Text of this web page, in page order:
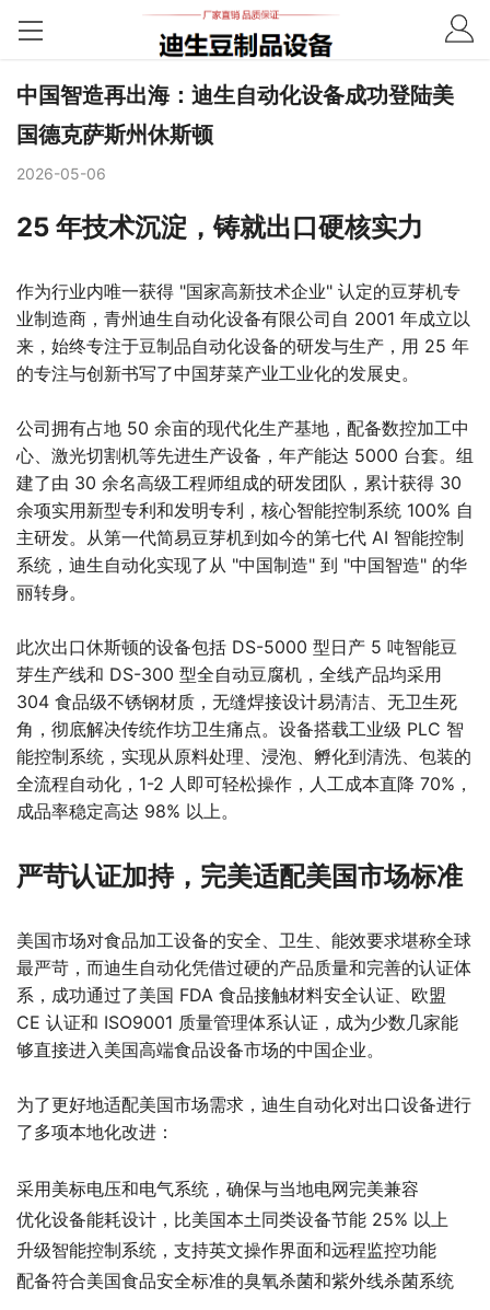
中国智造再出海：迪生自动化设备成功登陆美
国德克萨斯州休斯顿
2026-05-06
25 年技术沉淀，铸就出口硬核实力
作为行业内唯一获得 "国家高新技术企业" 认定的豆芽机专
业制造商，青州迪生自动化设备有限公司自 2001 年成立以
来，始终专注于豆制品自动化设备的研发与生产，用 25 年
的专注与创新书写了中国芽菜产业工业化的发展史。
公司拥有占地 50 余亩的现代化生产基地，配备数控加工中
心、激光切割机等先进生产设备，年产能达 5000 台套。组
建了由 30 余名高级工程师组成的研发团队，累计获得 30
余项实用新型专利和发明专利，核心智能控制系统 100% 自
主研发。从第一代简易豆芽机到如今的第七代 AI 智能控制
系统，迪生自动化实现了从 "中国制造" 到 "中国智造" 的华
丽转身。
此次出口休斯顿的设备包括 DS-5000 型日产 5 吨智能豆
芽生产线和 DS-300 型全自动豆腐机，全线产品均采用
304 食品级不锈钢材质，无缝焊接设计易清洁、无卫生死
角，彻底解决传统作坊卫生痛点。设备搭载工业级 PLC 智
能控制系统，实现从原料处理、浸泡、孵化到清洗、包装的
全流程自动化，1-2 人即可轻松操作，人工成本直降 70%，
成品率稳定高达 98% 以上。
严苛认证加持，完美适配美国市场标准
美国市场对食品加工设备的安全、卫生、能效要求堪称全球
最严苛，而迪生自动化凭借过硬的产品质量和完善的认证体
系，成功通过了美国 FDA 食品接触材料安全认证、欧盟
CE 认证和 ISO9001 质量管理体系认证，成为少数几家能
够直接进入美国高端食品设备市场的中国企业。
为了更好地适配美国市场需求，迪生自动化对出口设备进行
了多项本地化改进：
采用美标电压和电气系统，确保与当地电网完美兼容
优化设备能耗设计，比美国本土同类设备节能 25% 以上
升级智能控制系统，支持英文操作界面和远程监控功能
配备符合美国食品安全标准的臭氧杀菌和紫外线杀菌系统